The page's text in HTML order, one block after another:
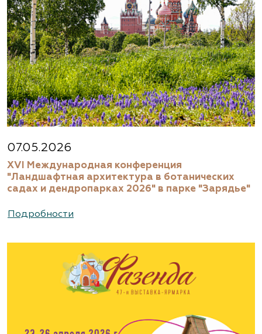
07.05.2026
XVI Международная конференция
"Ландшафтная архитектура в ботанических
садах и дендропарках 2026" в парке "Зарядье"
Подробности